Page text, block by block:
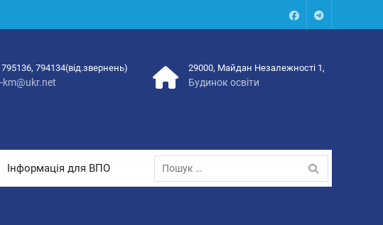
FacebookTalegram
794134(від.звернень) 29000, Майдан Незалежності 1,
Будинок освіти
Інформація для ВПО
Пошук: